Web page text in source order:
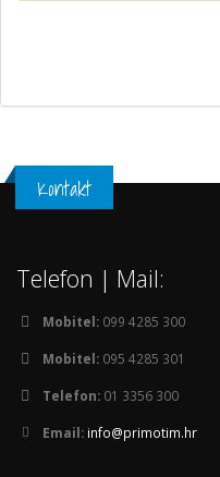
Kontakt
Telefon | Mail:
Mobitel: 099 4285 300
Mobitel: 095 4285 301
Telefon: 01 3356 300
Email: info@primotim.hr